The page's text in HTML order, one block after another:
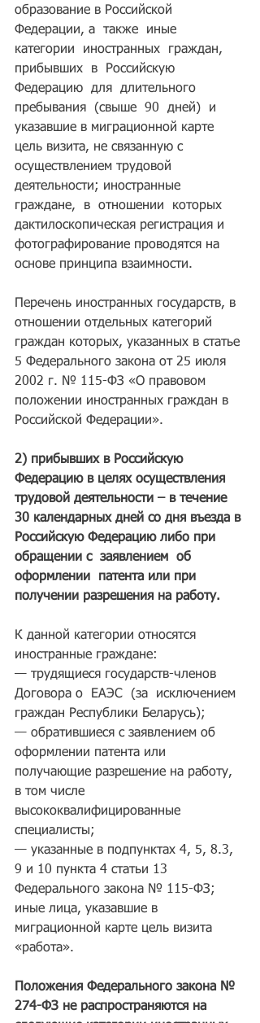
образование в Российской
Федерации, а  также  иные
категории  иностранных  граждан,
прибывших  в  Российскую
Федерацию  для  длительного
пребывания  (свыше  90  дней)  и
указавшие в миграционной карте
цель визита, не связанную с
осуществлением трудовой
деятельности; иностранные
граждане,  в  отношении  которых
дактилоскопическая регистрация и
фотографирование проводятся на
основе принципа взаимности.
Перечень иностранных государств, в
отношении отдельных категорий
граждан которых, указанных в статье
5 Федерального закона от 25 июля
2002 г. № 115-ФЗ «О правовом
положении иностранных граждан в
Российской Федерации».
2) прибывших в Российскую
Федерацию в целях осуществления
трудовой деятельности – в течение
30 календарных дней со дня въезда в
Российскую Федерацию либо при
обращении с  заявлением  об
оформлении  патента или при
получении разрешения на работу.
К данной категории относятся
иностранные граждане:
— трудящиеся государств-членов
Договора о  ЕАЭС  (за  исключением
граждан Республики Беларусь);
— обратившиеся с заявлением об
оформлении патента или
получающие разрешение на работу,
в том числе
высококвалифицированные
специалисты;
— указанные в подпунктах 4, 5, 8.3,
9 и 10 пункта 4 статьи 13
Федерального закона № 115-ФЗ;
иные лица, указавшие в
миграционной карте цель визита
«работа».
Положения Федерального закона №
274-ФЗ не распространяются на